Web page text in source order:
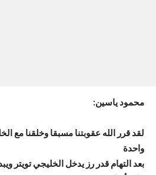
محمود ياسين:
لقد قرر الله عقوبتنا مسبقا وخلقنا مع
واحدة
بعد التهام قدر رز يدخل الخليجي تويتر